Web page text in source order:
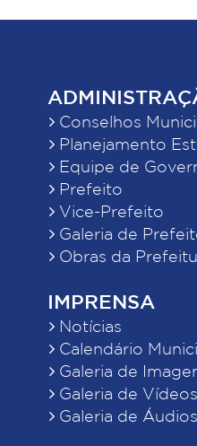
Conselhos
Planejamento
Equipe de
Prefeito
Vice-Prefeito
Galeria de
Obras da
IMPRENSA
Notícias
Calendário
Galeria de
Galeria de Vídeos
Galeria de Áudios